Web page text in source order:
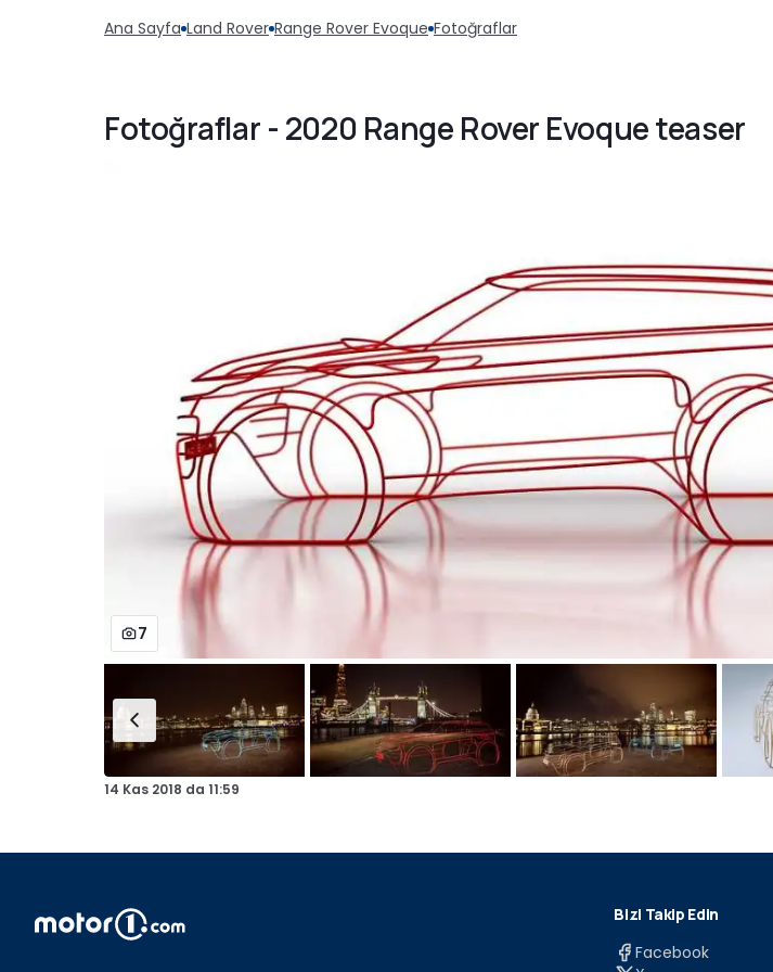
Ana Sayfa Land Rover Range Rover Evoque Fotoğraflar
Fotoğraflar - 2020 Range Rover Evoque teaser
7
14 Kas 2018 da 11:59
Bizi Takip Edin
Facebook